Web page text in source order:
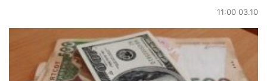
11:00 03.10